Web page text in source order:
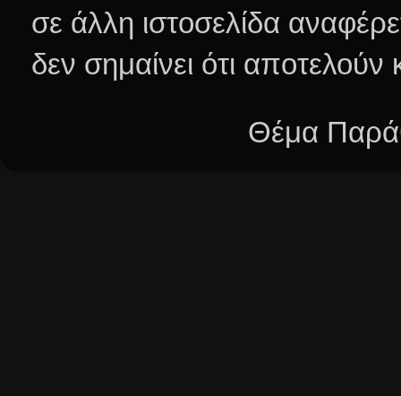
σε άλλη ιστοσελίδα
δεν σημαίνει ότι
Θέμα